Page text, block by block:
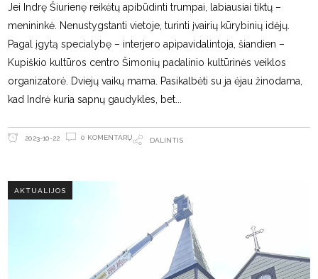
Jei Indrę Šiurienę reikėtų apibūdinti trumpai, labiausiai tiktų –
menininkė. Nenustygstanti vietoje, turinti įvairių kūrybinių idėjų.
Pagal įgytą specialybę – interjero apipavidalintoja, šiandien –
Kupiškio kultūros centro Šimonių padalinio kultūrinės veiklos
organizatorė. Dviejų vaikų mama. Pasikalbėti su ja ėjau žinodama,
kad Indrė kuria sapnų gaudykles, bet
2023-10-22 0 KOMENTARŲ DALINTIS
AKTUALIJOS